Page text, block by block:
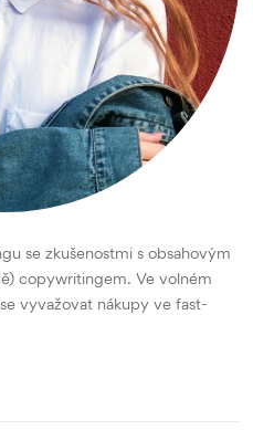
se zkušenostmi s obsahovým
copywritingem. Ve volném
vyvažovat nákupy ve fast-